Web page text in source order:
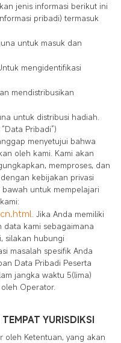
jenis informasi berikut ini
pribadi) termasuk
untuk masuk dan
mengidentifikasi
mendistribusikan
untuk distribusi hadiah.
Pribadi”)
menyetujui bahwa
oleh kami. Kami akan
memproses, dan
kebijakan privasi
untuk mempelajari
. Jika Anda memiliki
kami sebagaimana
silakan hubungi
masalah spesifik Anda
Data Pribadi Peserta
jangka waktu 5(lima)
Operator.
YURISDIKSI
oleh Ketentuan, yang akan